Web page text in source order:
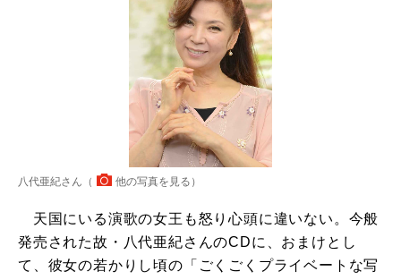
八代亜紀さん（ 他の写真を見る ）
天国にいる演歌の女王も怒り心頭に違いない。今般
発売された故・八代亜紀さんのCDに、おまけとし
て、彼女の若かりし頃の「ごくごくプライベートな写